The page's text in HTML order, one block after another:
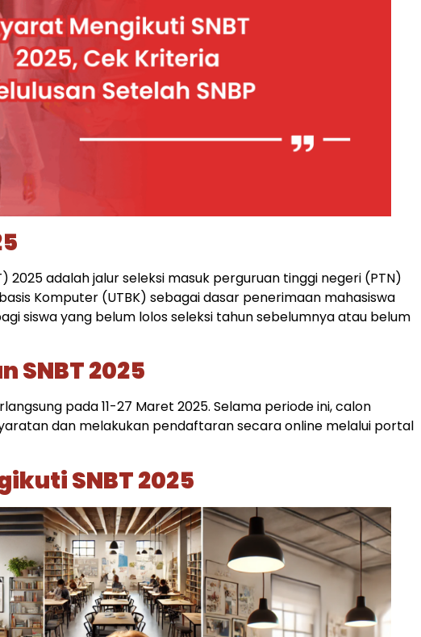
2025 adalah jalur seleksi masuk perguruan tinggi negeri (PTN)
Komputer (UTBK) sebagai dasar penerimaan mahasiswa
siswa yang belum lolos seleksi tahun sebelumnya atau belum
SNBT 2025
pada 11-27 Maret 2025. Selama periode ini, calon
dan melakukan pendaftaran secara online melalui portal
SNBT 2025